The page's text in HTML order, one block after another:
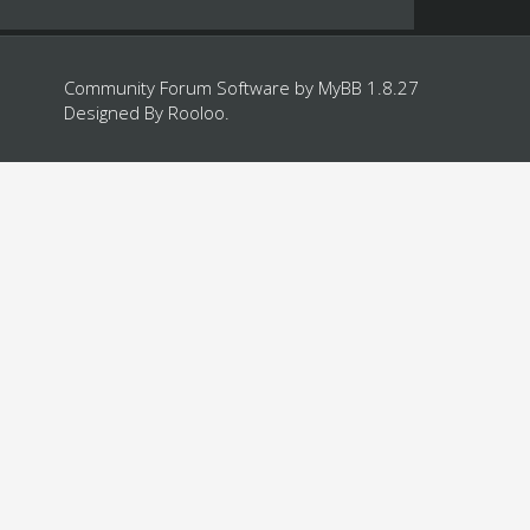
Community Forum Software by MyBB 1.8.27
Designed By Rooloo.